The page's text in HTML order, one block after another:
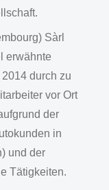
Sàrl
erwähnte
durch zu
vor Ort
der
in
und der
Tätigkeiten.